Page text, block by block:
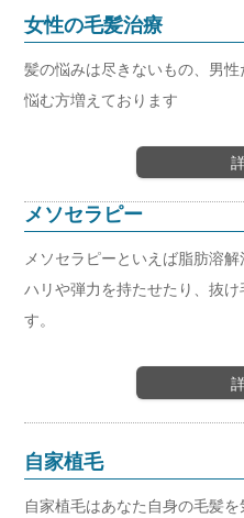
女性の毛髪治療
髪の悩みは尽きないもの、男
悩む方増えております
メソセラピー
メソセラピーといえば脂肪溶
ハリや弾力を持たせたり、抜
す。
自家植毛
自家植毛はあなた自身の毛髪